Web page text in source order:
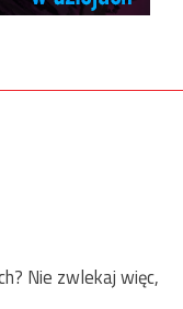
Nie zwlekaj więc,